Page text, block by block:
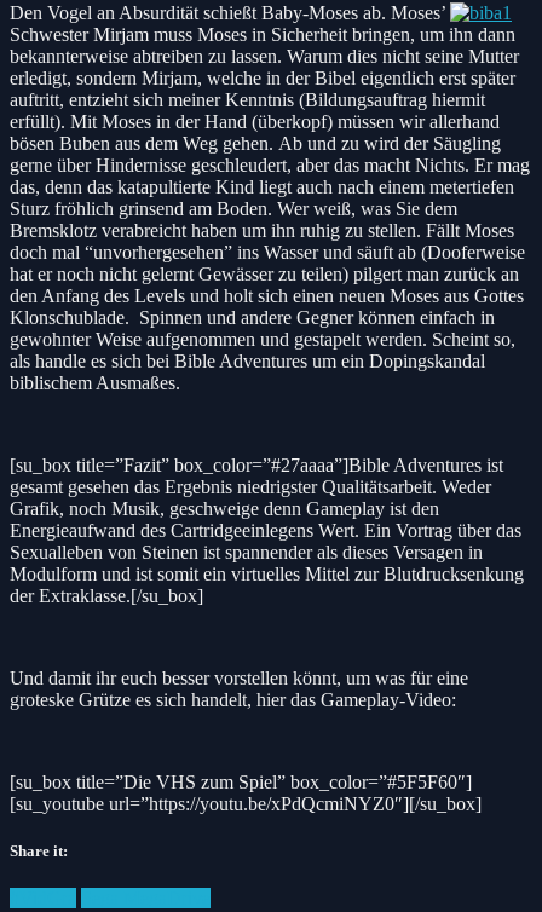
Den Vogel an Absurdität schießt Baby-Moses ab. Moses’
Schwester Mirjam muss Moses in Sicherheit bringen, um ihn dann
bekannterweise abtreiben zu lassen. Warum dies nicht seine Mutter
erledigt, sondern Mirjam, welche in der Bibel eigentlich erst später
auftritt, entzieht sich meiner Kenntnis (Bildungsauftrag hiermit
erfüllt). Mit Moses in der Hand (überkopf) müssen wir allerhand
bösen Buben aus dem Weg gehen. Ab und zu wird der Säugling
gerne über Hindernisse geschleudert, aber das macht Nichts. Er mag
das, denn das katapultierte Kind liegt auch nach einem metertiefen
Sturz fröhlich grinsend am Boden. Wer weiß, was Sie dem
Bremsklotz verabreicht haben um ihn ruhig zu stellen. Fällt Moses
doch mal “unvorhergesehen” ins Wasser und säuft ab (Dooferweise
hat er noch nicht gelernt Gewässer zu teilen) pilgert man zurück an
den Anfang des Levels und holt sich einen neuen Moses aus Gottes
Klonschublade. Spinnen und andere Gegner können einfach in
gewohnter Weise aufgenommen und gestapelt werden. Scheint so,
als handle es sich bei Bible Adventures um ein Dopingskandal
biblischem Ausmaßes.
[su_box title=”Fazit” box_color=”#27aaaa”]Bible Adventures ist
gesamt gesehen das Ergebnis niedrigster Qualitätsarbeit. Weder
Grafik, noch Musik, geschweige denn Gameplay ist den
Energieaufwand des Cartridgeeinlegens Wert. Ein Vortrag über das
Sexualleben von Steinen ist spannender als dieses Versagen in
Modulform und ist somit ein virtuelles Mittel zur Blutdrucksenkung
der Extraklasse.[/su_box]
Und damit ihr euch besser vorstellen könnt, um was für eine
groteske Grütze es sich handelt, hier das Gameplay-Video:
[su_box title=”Die VHS zum Spiel” box_color=”#5F5F60″]
[su_youtube url=”https://youtu.be/xPdQcmiNYZ0″][/su_box]
Share it: